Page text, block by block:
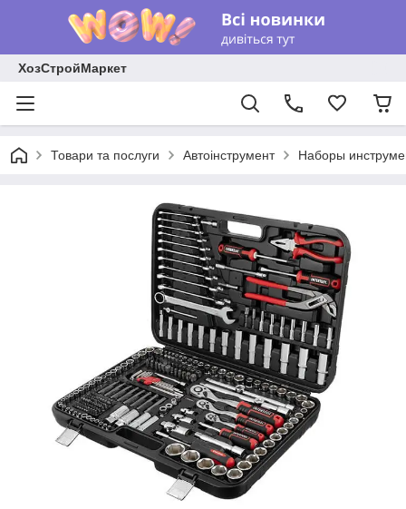
ХозСтройМаркет
Товари та послуги Автоінструмент Наборы